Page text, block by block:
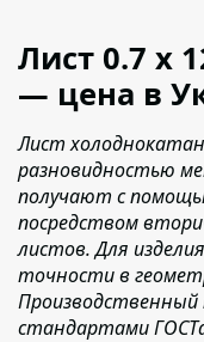
Лист 0.7 х
— цена в
Лист
разновидностью
получают с
посредством
листов. Для
точности в
Производственный
стандартами